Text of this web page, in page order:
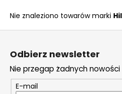
Nie znaleziono towarów marki
z
e
g
o
s
z
u
S
Odbierz newsletter
Nie przegap żadnych
E-mail